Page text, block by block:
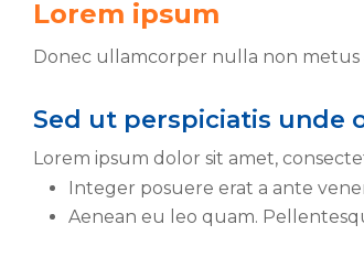
Lorem ipsum
Donec ullamcorper nulla non
Sed ut perspiciatis unde
Lorem ipsum dolor sit amet,
Integer posuere erat a ante
Aenean eu leo quam.